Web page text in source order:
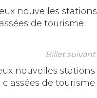
nouvelles stations
de tourisme
Billet suivant
nouvelles stations
classées de tourisme